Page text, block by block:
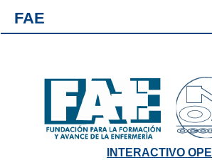
FAE
INTERACTIVO OPE